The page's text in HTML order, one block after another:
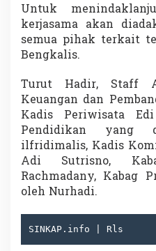
Untuk
kerjasama akan
semua pihak terkait
Bengkalis.
Turut Hadir, Staff
Keuangan dan
Kadis Periwisata
Pendidikan yang
ilfridimalis, Kadis
Adi Sutrisno,
Rachmadany, Kabag
oleh Nurhadi.
SINKAP.info | Rls